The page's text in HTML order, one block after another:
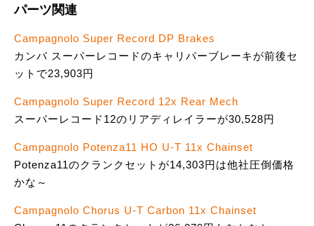
パーツ関連
Campagnolo Super Record DP Brakes
カンパ スーパーレコードのキャリパーブレーキが前後セ
ットで23,903円
Campagnolo Super Record 12x Rear Mech
スーパーレコード12のリアディレイラーが30,528円
Campagnolo Potenza11 HO U-T 11x Chainset
Potenza11のクランクセットが14,303円は他社圧倒価格
かな～
Campagnolo Chorus U-T Carbon 11x Chainset